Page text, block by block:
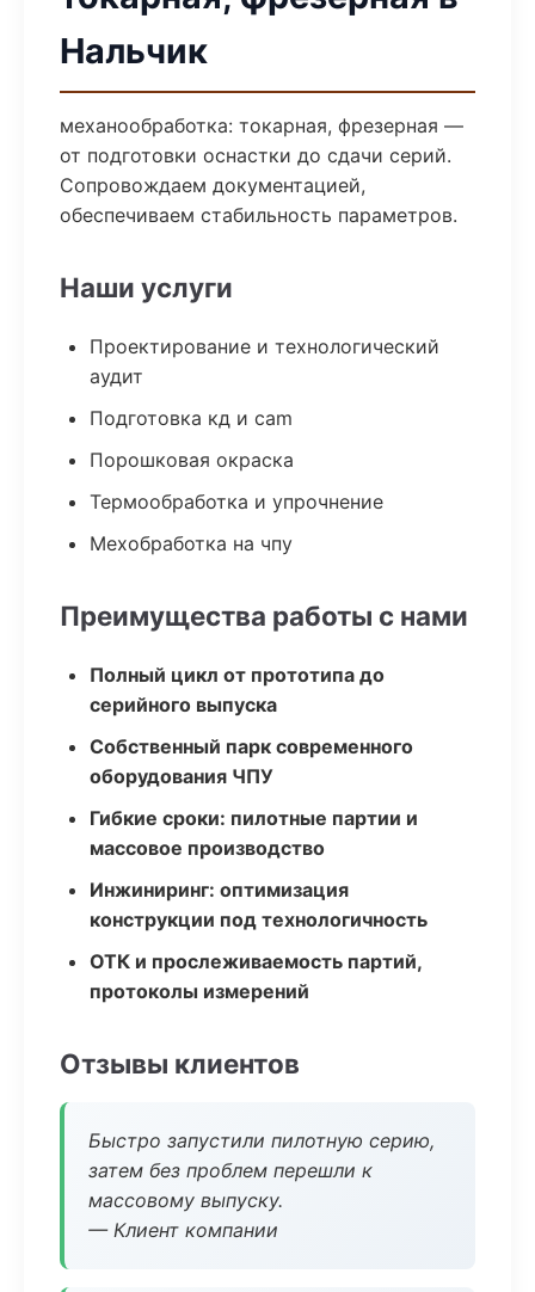
Нальчик
механообработка: токарная, фрезерная —
от подготовки оснастки до сдачи серий.
Сопровождаем документацией,
обеспечиваем стабильность параметров.
Наши услуги
Проектирование и технологический
аудит
Подготовка кд и cam
Порошковая окраска
Термообработка и упрочнение
Мехобработка на чпу
Преимущества работы с нами
Полный цикл от прототипа до
серийного выпуска
Собственный парк современного
оборудования ЧПУ
Гибкие сроки: пилотные партии и
массовое производство
Инжиниринг: оптимизация
конструкции под технологичность
ОТК и прослеживаемость партий,
протоколы измерений
Отзывы клиентов
Быстро запустили пилотную серию,
затем без проблем перешли к
массовому выпуску.
— Клиент компании